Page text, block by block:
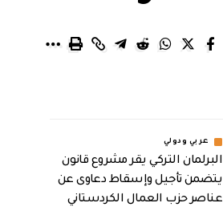
عربي ودولي
البرلمان التركي يقر مشروع قانون
يتضمن تأجيل وإسقاط دعاوى عن
عناصر حزب العمال الكردستاني